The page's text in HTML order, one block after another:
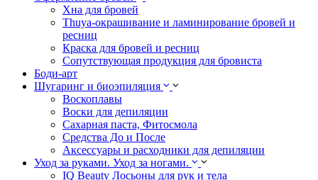
Хна для бровей
Thuya-окрашивание и ламинирование бровей и
ресниц
Краска для бровей и ресниц
Сопутствующая продукция для бровиста
Боди-арт
Шугаринг и биоэпиляция
Воскоплавы
Воски для депиляции
Сахарная паста, Фитосмола
Средства До и После
Аксессуары и расходники для депиляции
Уход за руками. Уход за ногами.
IQ Beauty Лосьоны для рук и тела